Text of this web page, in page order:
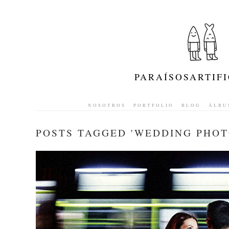
NOSOTROS PORTFOLIO BLOG
POSTS TAGGED 'WEDDING